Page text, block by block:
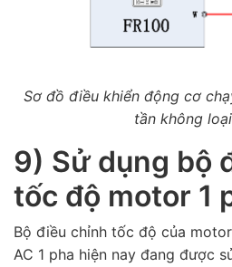
Sơ đồ điều khiển động cơ
tần không
9) Sử dụng bộ
tốc độ motor 1
Bộ điều chỉnh tốc độ của
AC 1 pha hiện nay đang được